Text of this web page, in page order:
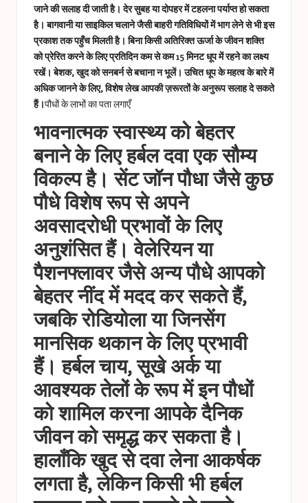
जाने की सलाह दी जाती है। देर सुबह या दोपहर में टहलना पर्याप्त हो सकता
है। बागवानी या साइकिल चलाने जैसी बाहरी गतिविधियों में भाग लेने से भी इस
प्रकाश तक पहुँच मिलती है। बिना किसी अतिरिक्त ऊर्जा के जीवन शक्ति
को प्रेरित करने के लिए प्रतिदिन कम से कम 15 मिनट धूप में रहने का लक्ष्य
रखें। बेशक, खुद को सनबर्न से बचाना न भूलें। उचित धूप के महत्व के बारे में
अधिक जानने के लिए, विशेष लेख आपकी ज़रूरतों के अनुरूप सलाह दे सकते
हैं।पौधों के लाभों का पता लगाएँ
भावनात्मक स्वास्थ्य को बेहतर
बनाने के लिए हर्बल दवा एक सौम्य
विकल्प है। सेंट जॉन पौधा जैसे कुछ
पौधे विशेष रूप से अपने
अवसादरोधी प्रभावों के लिए
अनुशंसित हैं। वेलेरियन या
पैशनफ्लावर जैसे अन्य पौधे आपको
बेहतर नींद में मदद कर सकते हैं,
जबकि रोडियोला या जिनसेंग
मानसिक थकान के लिए प्रभावी
हैं। हर्बल चाय, सूखे अर्क या
आवश्यक तेलों के रूप में इन पौधों
को शामिल करना आपके दैनिक
जीवन को समृद्ध कर सकता है।
हालाँकि खुद से दवा लेना आकर्षक
लगता है, लेकिन किसी भी हर्बल